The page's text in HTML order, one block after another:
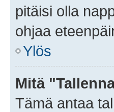
pitäisi olla
ohjaa
Ylös
Mitä
Tämä antaa